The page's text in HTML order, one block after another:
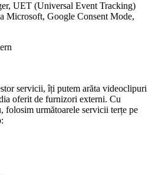
UET (Universal Event Tracking)
Microsoft, Google Consent Mode,
servicii, îți putem arăta videoclipuri
oferit de furnizori externi. Cu
folosim următoarele servicii terțe pe